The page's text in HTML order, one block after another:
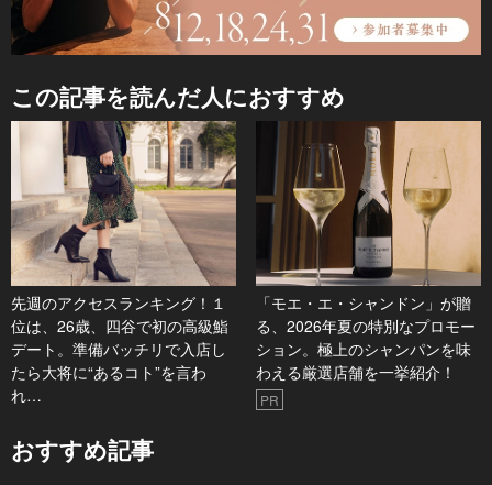
この記事を読んだ人におすすめ
先週のアクセスランキング！１
位は、26歳、四谷で初の高級鮨
デート。準備バッチリで入店し
たら大将に“あるコト”を言わ
れ…
「モエ・エ・シャンドン」が贈
る、2026年夏の特別なプロモー
ション。極上のシャンパンを味
わえる厳選店舗を一挙紹介！
PR
おすすめ記事